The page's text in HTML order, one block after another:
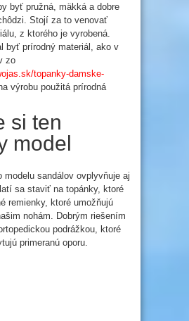
byť pružná, mäkká a dobre
Stojí za to venovať
z ktorého je vyrobená.
byť prírodný materiál, ako v
zo
topanky-damske-
výrobu použitá prírodná
si ten
model
modelu sandálov ovplyvňuje aj
sa staviť na topánky, ktoré
remienky, ktoré umožňujú
nohám. Dobrým riešením
podrážkou, ktoré
primeranú oporu.